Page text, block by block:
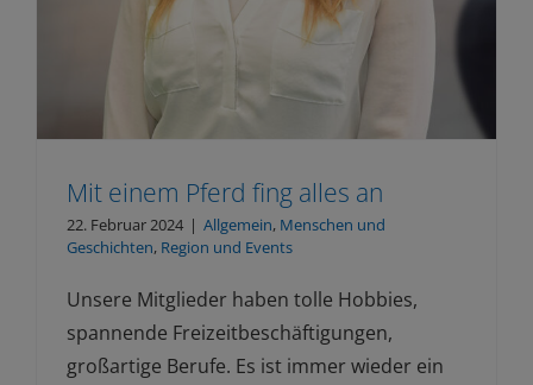
Mit einem Pferd fing alles an
22. Februar 2024 | Allgemein, Menschen und
Geschichten, Region und Events
Unsere Mitglieder haben tolle Hobbies,
spannende Freizeitbeschäftigungen,
großartige Berufe. Es ist immer wieder ein